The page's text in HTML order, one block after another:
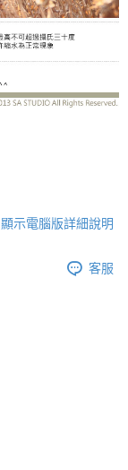
顯示電腦版詳細說明
客服